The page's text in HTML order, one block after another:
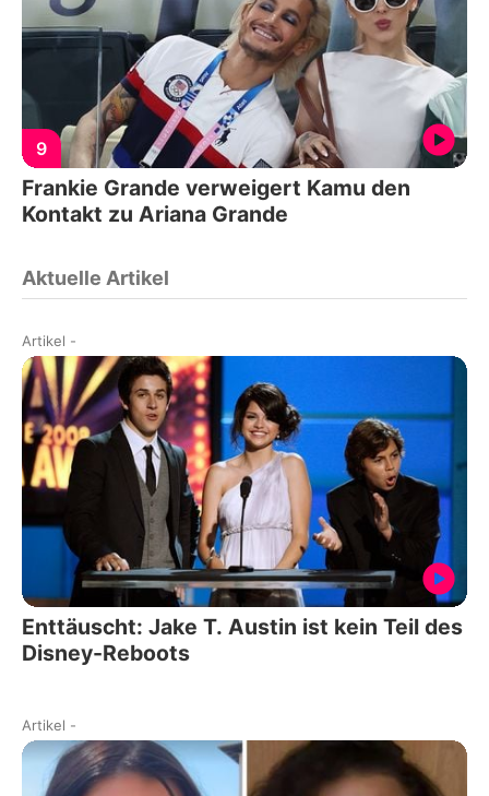
9
Frankie Grande verweigert Kamu den
Kontakt zu Ariana Grande
Aktuelle Artikel
Artikel -
Enttäuscht: Jake T. Austin ist kein Teil des
Disney-Reboots
Artikel -